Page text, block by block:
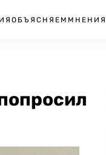
ОБЪЯСНЯЕМ МНЕНИЯ